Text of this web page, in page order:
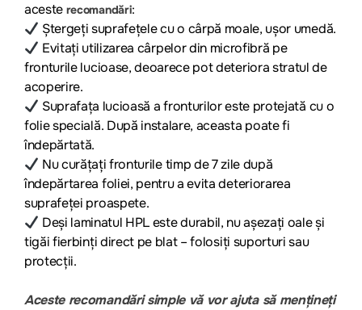
aceste recomandări:
Ștergeți suprafețele cu o cârpă moale, ușor umedă.
Evitați utilizarea cârpelor din microfibră pe
fronturile lucioase, deoarece pot deteriora stratul de
acoperire.
Suprafața lucioasă a fronturilor este protejată cu o
folie specială. După instalare, aceasta poate fi
îndepărtată.
Nu curățați fronturile timp de 7 zile după
îndepărtarea foliei, pentru a evita deteriorarea
suprafeței proaspete.
Deși laminatul HPL este durabil, nu așezați oale și
tigăi fierbinți direct pe blat – folosiți suporturi sau
protecții.
Aceste recomandări simple vă vor ajuta să mențineți